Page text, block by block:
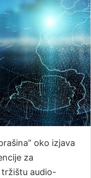
oko izjava
za
audio-